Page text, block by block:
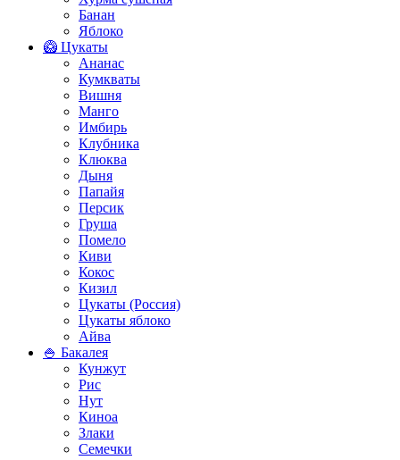
Банан
Яблоко
🥝 Цукаты
Ананас
Кумкваты
Вишня
Манго
Имбирь
Клубника
Клюква
Дыня
Папайя
Персик
Груша
Помело
Киви
Кокос
Кизил
Цукаты (Россия)
Цукаты яблоко
Айва
🍚 Бакалея
Кунжут
Рис
Нут
Киноа
Злаки
Семечки